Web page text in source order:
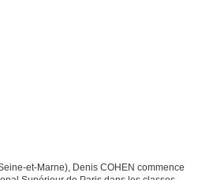
et-Marne), Denis COHEN commence